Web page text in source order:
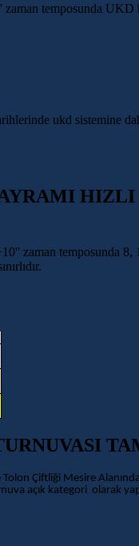
temposunda UKD
ukd sistemine
HIZLI
zaman temposunda 8,
Tolon Çiftliği Mesire Alanında
açık kategori olarak